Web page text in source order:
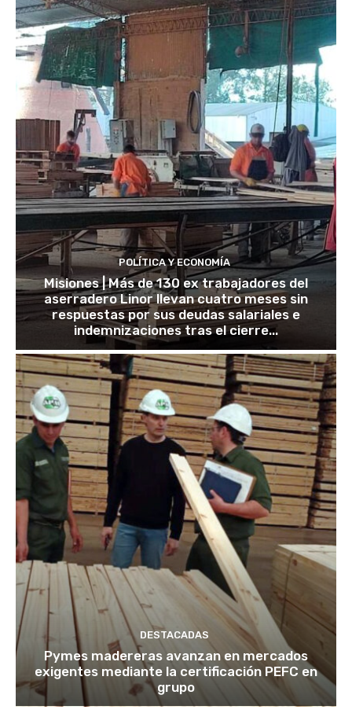
POLÍTICA Y ECONOMÍA
Misiones | Más de 130 ex trabajadores del
aserradero Linor llevan cuatro meses sin
respuestas por sus deudas salariales e
indemnizaciones tras el cierre...
DESTACADAS
Pymes madereras avanzan en mercados
exigentes mediante la certificación PEFC en
grupo